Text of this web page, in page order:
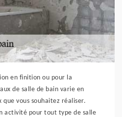
en finition ou pour la
de salle de bain varie en
vous souhaitez réaliser.
activité pour tout type de salle